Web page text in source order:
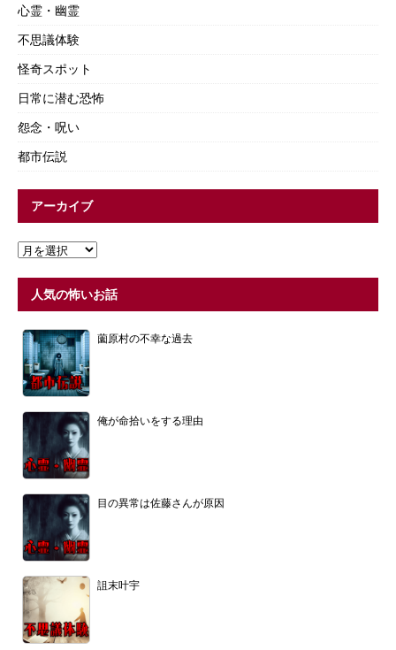
心霊・幽霊
不思議体験
怪奇スポット
日常に潜む恐怖
怨念・呪い
都市伝説
アーカイブ
人気の怖いお話
薗原村の不幸な過去
俺が命拾いをする理由
目の異常は佐藤さんが原因
詛末叶宇